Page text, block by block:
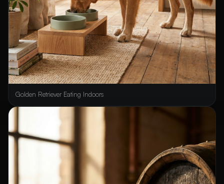
Golden Retriever Eating Indoors